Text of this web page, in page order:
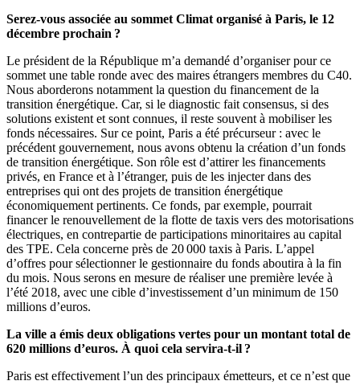
Serez-vous associée au sommet Climat organisé à Paris, le 12
décembre prochain ?
Le président de la République m’a demandé d’organiser pour ce
sommet une table ronde avec des maires étrangers membres du C40.
Nous aborderons notamment la question du financement de la
transition énergétique. Car, si le diagnostic fait consensus, si des
solutions existent et sont connues, il reste souvent à mobiliser les
fonds nécessaires. Sur ce point, Paris a été précurseur : avec le
précédent gouvernement, nous avons obtenu la création d’un fonds
de transition énergétique. Son rôle est d’attirer les financements
privés, en France et à l’étranger, puis de les injecter dans des
entreprises qui ont des projets de transition énergétique
économiquement pertinents. Ce fonds, par exemple, pourrait
financer le renouvellement de la flotte de taxis vers des motorisations
électriques, en contrepartie de participations minoritaires au capital
des TPE. Cela concerne près de 20 000 taxis à Paris. L’appel
d’offres pour sélectionner le gestionnaire du fonds aboutira à la fin
du mois. Nous serons en mesure de réaliser une première levée à
l’été 2018, avec une cible d’investissement d’un minimum de 150
millions d’euros.
La ville a émis deux obligations vertes pour un montant total de
620 millions d’euros. À quoi cela servira-t-il ?
Paris est effectivement l’un des principaux émetteurs, et ce n’est que